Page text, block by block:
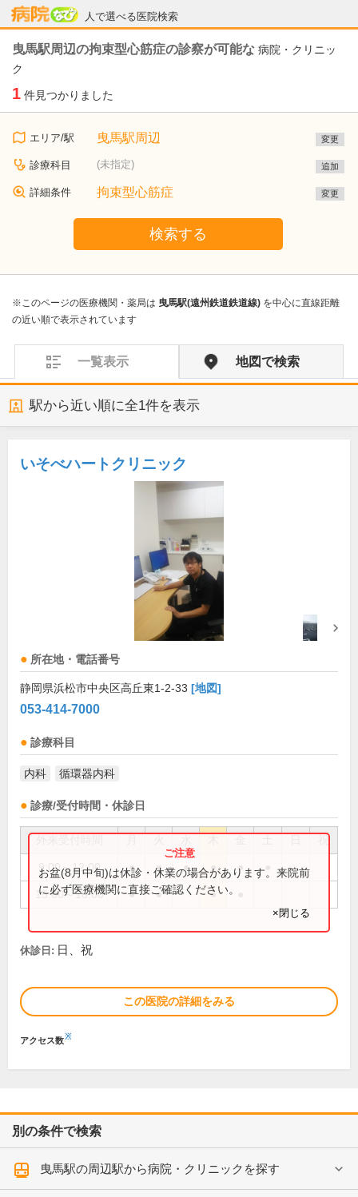
人で選べる医院検索
病院なび
曳馬駅周辺の拘束型心筋症の診察が可能な 病院・クリニッ
ク
1 件見つかりました
エリア/駅 曳馬駅周辺 変更
診療科目 (未指定) 追加
詳細条件 拘束型心筋症 変更
検索する
※このページの医療機関・薬局は 曳馬駅(遠州鉄道鉄道線) を中心に直線距離
の近い順で表示されています
一覧表示 地図で検索
駅から近い順に全1件を表示
いそべハートクリニック
所在地・電話番号
静岡県浜松市中央区高丘東1-2-33 [地図]
053-414-7000
診療科目
内科 循環器内科
診療/受付時間・休診日
祝
9:00～12:00 ● ● ● ● ●
15:00～18:00 ● ● ●
お盆(8月中旬)は休診・休業の場合があります。来院前
に必ず医療機関に直接ご確認ください。
×閉じる
休診日: 日、祝
この医院の詳細をみる
アクセス数※
別の条件で検索
曳馬駅の周辺駅から病院・クリニックを探す